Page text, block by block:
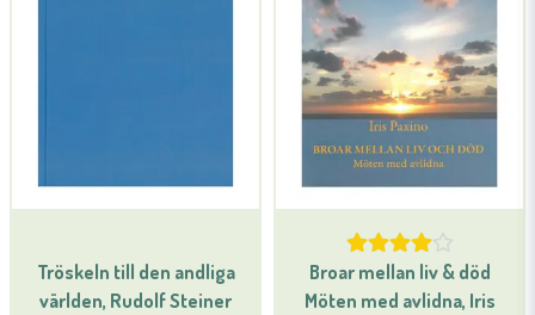
Tröskeln till den andliga
världen, Rudolf Steiner
Broar mellan liv & död
Möten med avlidna, Iris